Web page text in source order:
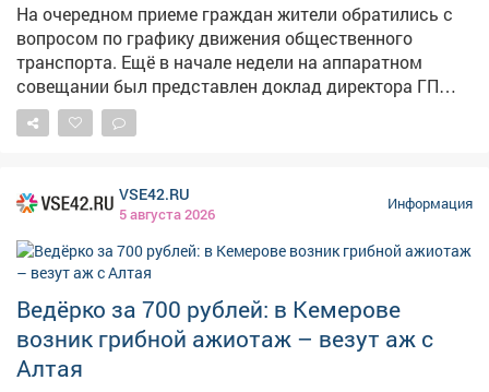
На очередном приеме граждан жители обратились с
вопросом по графику движения общественного
транспорта. Ещё в начале недели на аппаратном
совещании был представлен доклад директора ГП
АТП о работе предприятия. Было поручено учесть
пожелания жителей, хотя понимаю, что всем не
благоустройства дворов, капитального ремонта
домов, личные проблемы правового характера.
Попасть на прием по личным вопросам можно
каждые первую и третью среды месяца по адресу пр.
Строителей 18, общественная приемная граждан.
Предварительная запись по телефону: 2-75-04.
VSE42.RU
5 августа 2026
Информация
Ведёрко за 700 рублей: в Кемерове
возник грибной ажиотаж – везут аж с
Алтая